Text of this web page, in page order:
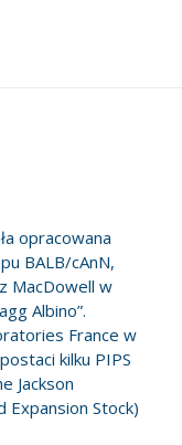
opracowana
BALB/cAnN,
MacDowell w
Albino”.
France w
kilku PIPS
Jackson
Expansion Stock)